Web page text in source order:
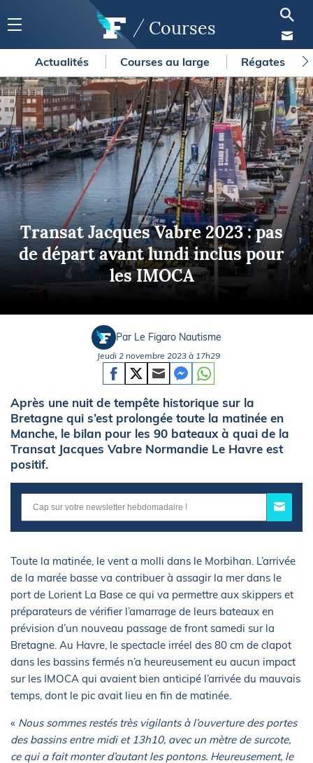
Courses
Actualités Courses au large Régates
Transat Jacques Vabre 2023 : pas
de départ avant lundi inclus pour
les IMOCA
Par Le Figaro Nautisme
Jeudi 2 novembre 2023 à 17h29
Après une nuit de tempête historique sur la
Bretagne qui s’est prolongée toute la matinée en
Manche, le bilan pour les 90 bateaux à quai de la
Transat Jacques Vabre Normandie Le Havre est
positif.
Toute la matinée, le vent a molli dans le Morbihan. L’arrivée
de la marée basse va contribuer à assagir la mer dans le
port de Lorient La Base ce qui va permettre aux skippers et
préparateurs de vérifier l’amarrage de leurs bateaux en
prévision d’un nouveau passage de front samedi sur la
Bretagne. Au Havre, le spectacle irréel des 80 cm de clapot
dans les bassins fermés n’a heureusement eu aucun impact
sur les IMOCA qui avaient bien anticipé l’arrivée du mauvais
temps, dont le pic avait lieu en fin de matinée.
« Nous sommes restés très vigilants à l’ouverture des portes
des bassins entre midi et 13h10, avec un mètre de surcote,
ce qui a fait monter d’autant les pontons. Heureusement, le